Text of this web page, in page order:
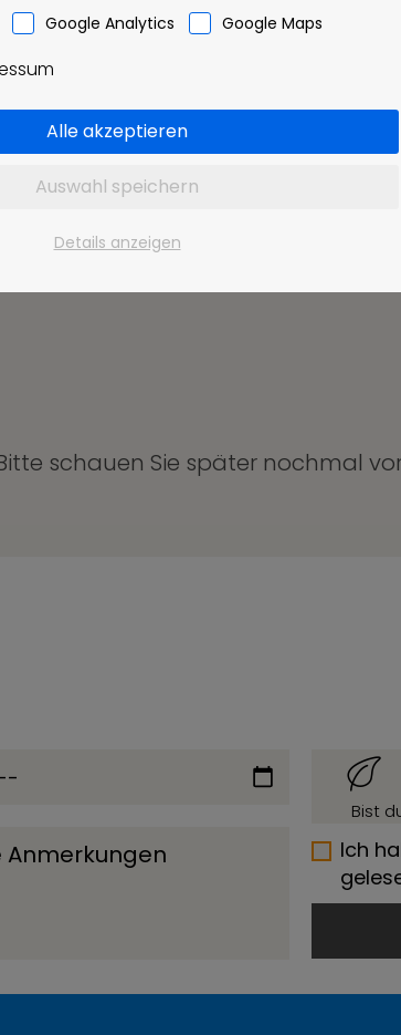
schauen Sie später nochmal
Bist
Ich
Google Analytics Google Maps
Alle akzeptieren
Auswahl speichern
Details anzeigen